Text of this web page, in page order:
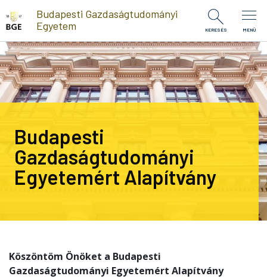
Ugrás a tartalomra
Budapesti Gazdaságtudományi
Egyetem
KERESÉS MENÜ
Budapesti
Gazdaságtudományi
Egyetemért Alapítvány
Köszöntöm Önöket a Budapesti
Gazdaságtudományi Egyetemért Alapítvány